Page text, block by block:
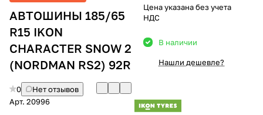
АВТОШИНЫ 185/65
R15 IKON
CHARACTER SNOW 2
(NORDMAN RS2) 92R
0
Нет отзывов
Арт. 20996
Цена указана без учета
НДС
В наличии
Нашли дешевле?